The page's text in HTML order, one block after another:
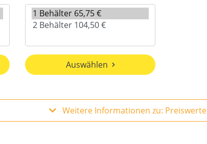
Auswählen
Weitere Informationen zu: